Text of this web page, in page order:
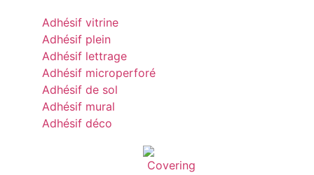
Adhésif vitrine
Adhésif plein
Adhésif lettrage
Adhésif microperforé
Adhésif de sol
Adhésif mural
Adhésif déco